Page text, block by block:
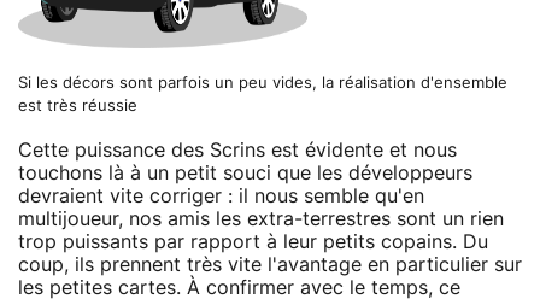
Si les décors sont parfois un peu vides, la réalisation d'ensemble
est très réussie
Cette puissance des Scrins est évidente et nous
touchons là à un petit souci que les développeurs
devraient vite corriger : il nous semble qu'en
multijoueur, nos amis les extra-terrestres sont un rien
trop puissants par rapport à leur petits copains. Du
coup, ils prennent très vite l'avantage en particulier sur
les petites cartes. À confirmer avec le temps, ce